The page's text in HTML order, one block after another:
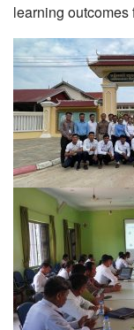
learning